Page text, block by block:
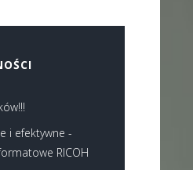
i efektywne -
RICOH